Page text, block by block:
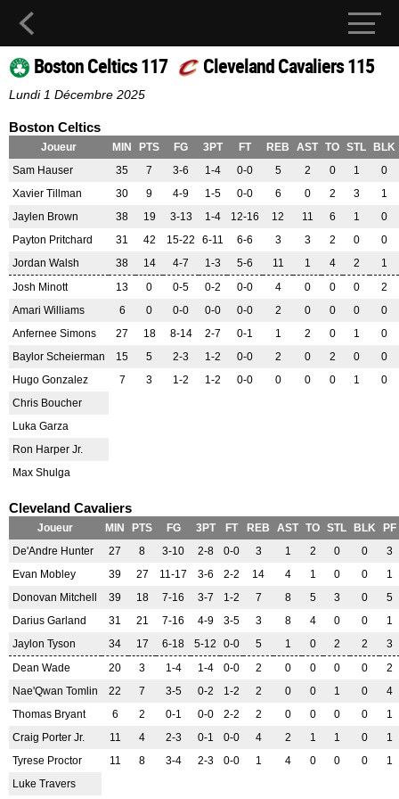
Boston Celtics 117 Cleveland Cavaliers 115
Lundi 1 Décembre 2025
Boston Celtics
Joueur MIN PTS FG 3PT FT REB AST TO STL
BLK
Sam Hauser
35 7 3-6 1-4 0-0 5 2 0 1
0
Xavier Tillman
30 9 4-9 1-5 0-0 6 0 2 3
1
Jaylen Brown
38 19 3-13 1-4 12-16 12 11 6 1
0
Payton Pritchard
31 42 15-22 6-11 6-6 3 3 2 0
0
Jordan Walsh
38 14 4-7 1-3 5-6 11 1 4 2
1
Josh Minott
13 0 0-5 0-2 0-0 4 0 0 0
2
Amari Williams
6 0 0-0 0-0 0-0 2 0 0 0
0
Anfernee Simons
27 18 8-14 2-7 0-1 1 2 0 1
0
Baylor Scheierman
15 5 2-3 1-2 0-0 2 0 2 0
0
Hugo Gonzalez
7 3 1-2 1-2 0-0 0 0 0 1
0
Chris Boucher
Luka Garza
Ron Harper Jr.
Max Shulga
Cleveland Cavaliers
Joueur MIN PTS FG 3PT FT REB AST TO STL BLK
PF
De'Andre Hunter
27 8 3-10 2-8 0-0 3 1 2 0 0
3
Evan Mobley
39 27 11-17 3-6 2-2 14 4 1 0 0
1
Donovan Mitchell
39 18 7-16 3-7 1-2 7 8 5 3 0
5
Darius Garland
31 21 7-16 4-9 3-5 3 8 4 0 0
1
Jaylon Tyson
34 17 6-18 5-12 0-0 5 1 0 2 2
3
Dean Wade
20 3 1-4 1-4 0-0 2 0 0 0 0
2
Nae'Qwan Tomlin
22 7 3-5 0-2 1-2 2 0 0 1 0
4
Thomas Bryant
6 2 0-1 0-0 2-2 2 0 0 0 0
1
Craig Porter Jr.
11 4 2-3 0-1 0-0 4 2 1 1 0
1
Tyrese Proctor
11 8 3-4 2-3 0-0 1 4 0 0 0
1
Luke Travers